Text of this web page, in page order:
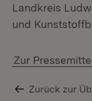
Landkreis
und
Zur
Zurück zur